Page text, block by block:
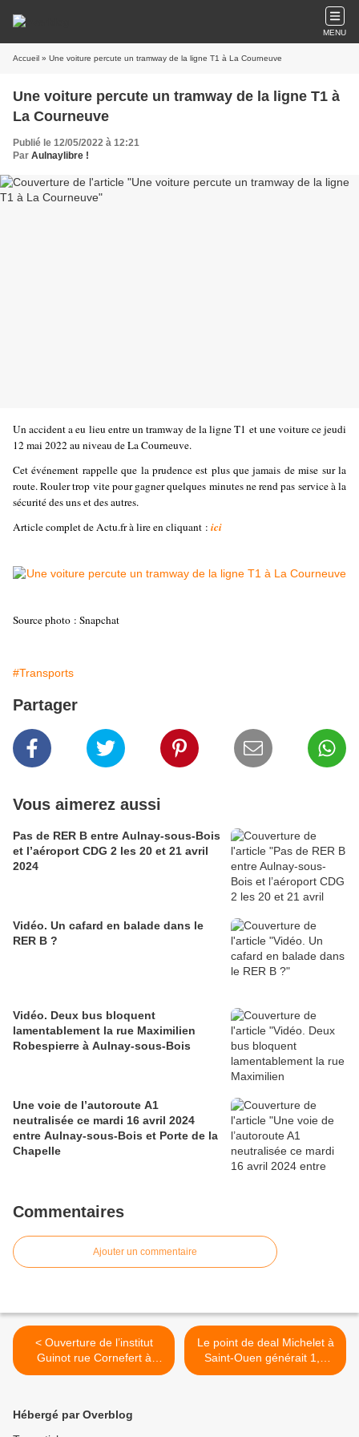
MENU
Accueil » Une voiture percute un tramway de la ligne T1 à La Courneuve
Une voiture percute un tramway de la ligne T1 à
La Courneuve
Publié le 12/05/2022 à 12:21
Par Aulnaylibre !
Un accident a eu lieu entre un tramway de la ligne T1 et une voiture ce jeudi
12 mai 2022 au niveau de La Courneuve.
Cet événement rappelle que la prudence est plus que jamais de mise sur la
route. Rouler trop vite pour gagner quelques minutes ne rend pas service à la
sécurité des uns et des autres.
Article complet de Actu.fr à lire en cliquant : ici
Source photo : Snapchat
#Transports
Partager
Vous aimerez aussi
Pas de RER B entre Aulnay-sous-Bois
et l’aéroport CDG 2 les 20 et 21 avril
2024
Vidéo. Un cafard en balade dans le
RER B ?
Vidéo. Deux bus bloquent
lamentablement la rue Maximilien
Robespierre à Aulnay-sous-Bois
Une voie de l’autoroute A1
neutralisée ce mardi 16 avril 2024
entre Aulnay-sous-Bois et Porte de la
Chapelle
Commentaires
Ajouter un commentaire
< Ouverture de l’institut
Guinot rue Cornefert à
Aulnay-sous-Bois
Le point de deal Michelet à
Saint-Ouen générait 1,4
millions d’euros de chiffre
Hébergé par Overblog